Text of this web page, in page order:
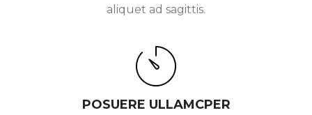
aliquet ad sagittis.
POSUERE ULLAMCPER